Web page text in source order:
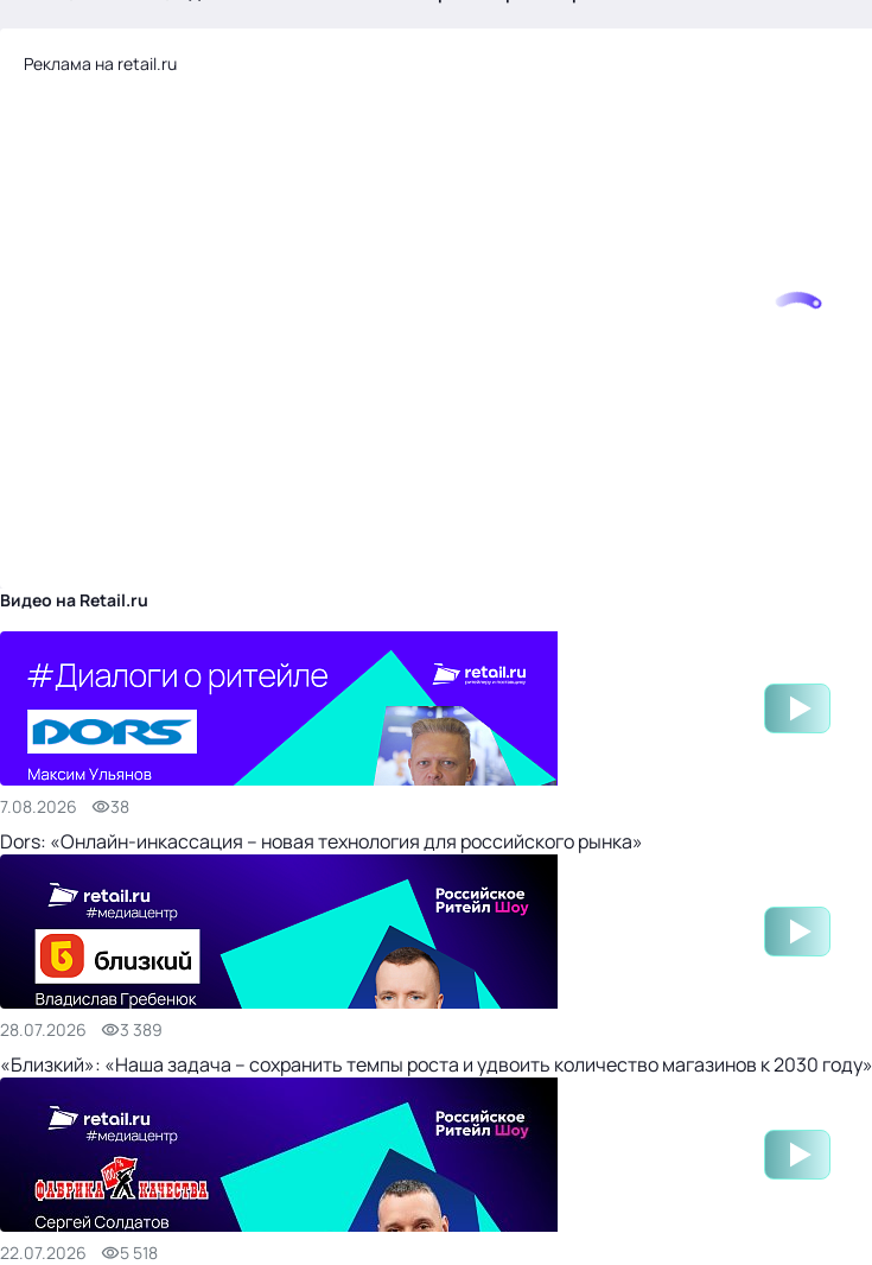
Реклама на retail.ru
Видео на Retail.ru
7.08.2026 38
Dors: «Онлайн-инкассация – новая технология для российского рынка»
28.07.2026 3 389
«Близкий»: «Наша задача – сохранить темпы роста и удвоить количество магазинов к 2030 году»
22.07.2026 5 518